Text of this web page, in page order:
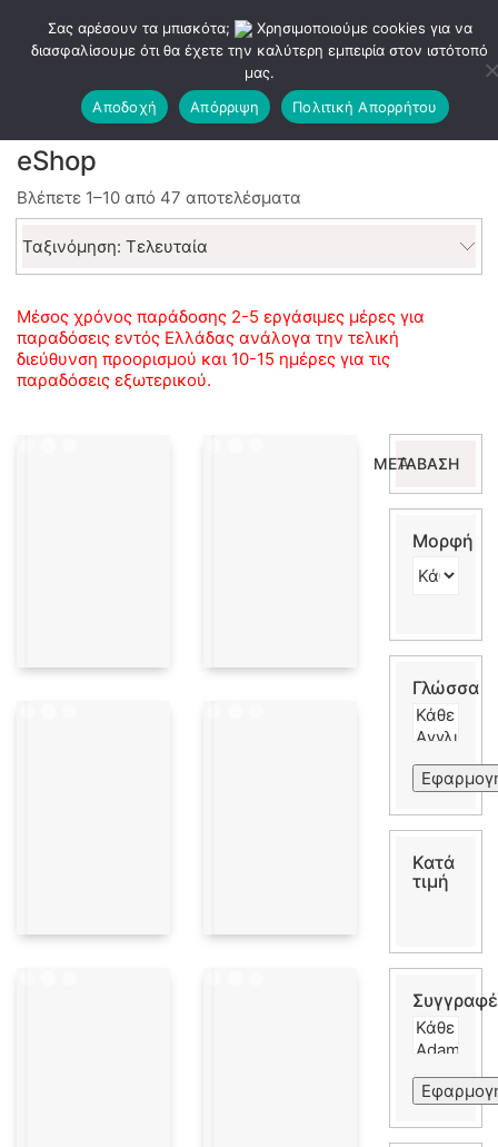
eShop
Βλέπετε 1–10 από 47 αποτελέσματα
by
Ταξινόμηση: Τελευταία
Μέσος χρόνος παράδοσης 2-5 εργάσιμες μέρες για
παραδόσεις εντός Ελλάδας ανάλογα την τελική
διεύθυνση προορισμού και 10-15 ημέρες για τις
παραδόσεις εξωτερικού.
για:
ΜΕΤΆΒΑΣΗ
Μορφή
Γλώσσα
Κατά
τιμή
Σας αρέσουν τα μπισκότα;
Χρησιμοποιούμε cookies για να
διασφαλίσουμε ότι θα έχετε την καλύτερη εμπειρία στον ιστότοπό
μας.
Αποδοχή
Απόρριψη Πολιτική Απορρήτου